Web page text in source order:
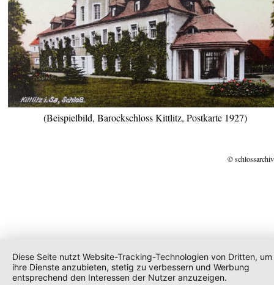
(Beispielbild, Barockschloss Kittlitz, Postkarte 1927)
©
Diese Seite nutzt Website-Tracking-Technologien von Dritten, um
ihre Dienste anzubieten, stetig zu verbessern und Werbung
entsprechend den Interessen der Nutzer anzuzeigen.